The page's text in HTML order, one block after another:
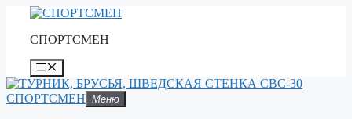
Перейти
содержимому
СПОРТСМЕН
Меню
СПОРТСМЕН Меню